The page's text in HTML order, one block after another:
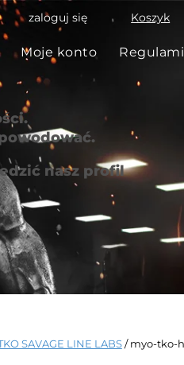
Koszyk
zaloguj się
Moje konto
SAVAGE LINE LABS/ myo-tko-
nasz profil